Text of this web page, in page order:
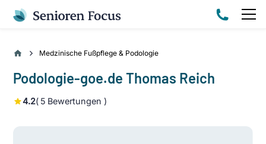
Medzinische Fußpflege & Podologie
Podologie-goe.de Thomas Reich
4.2( 5 Bewertungen )